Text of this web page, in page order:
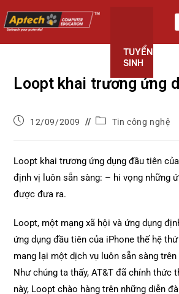
TUYỂN
SINH
Loopt khai trương ứng
12/09/2009 Tin công nghệ
Loopt khai trương ứng dụng đầu tiên
định vị luôn sẵn sàng: – hi vọng những
được đưa ra.
Loopt, một mạng xã hội và ứng dụng
ứng dụng đầu tiên của iPhone thế hệ
mang lại một dịch vụ luôn sẵn sàng
Như chúng ta thấy, AT&T đã chính thức
này, Loopt chào hàng trên những diễn